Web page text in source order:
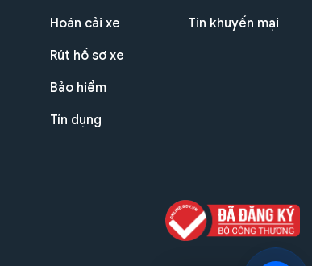
Hoán cải xe
Rút hồ sơ xe
Bảo hiểm
Tín dụng
Tin khuyến mại